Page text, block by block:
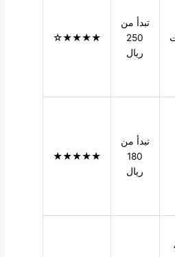
تبدأ من
250
ريال
★★★★☆
تبدأ من
180
ريال
★★★★★